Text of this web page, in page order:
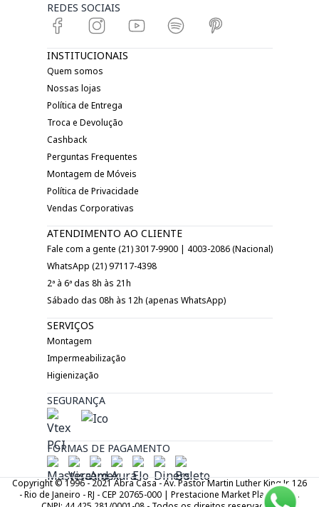
REDES SOCIAIS
INSTITUCIONAIS
Quem somos
Nossas lojas
Política de Entrega
Troca e Devolução
Cashback
Perguntas Frequentes
Montagem de Móveis
Política de Privacidade
Vendas Corporativas
ATENDIMENTO AO CLIENTE
Fale com a gente (21) 3017-9900 | 4003-2086 (Nacional)
WhatsApp (21) 97117-4398
2ª à 6ª das 8h às 21h
Sábado das 08h às 12h (apenas WhatsApp)
SERVIÇOS
Montagem
Impermeabilização
Higienização
SEGURANÇA
FORMAS DE PAGAMENTO
Copyright © 1996 - 2021 Abra Casa - Av. Pastor Martin Luther King Jr. 126
- Rio de Janeiro - RJ - CEP 20765-000 | Prestacione Market Place LTDA.